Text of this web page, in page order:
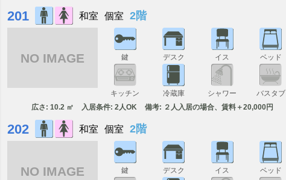
201 和室 個室 2階
NO IMAGE 鍵 デスク イス ベッド
キッチン 冷蔵庫 シャワー バスタブ
広さ: 10.2 ㎡ 入居条件: 2人OK 備考: ２人入居の場合、賃料＋20,000円
202 和室 個室 2階
NO IMAGE 鍵 デスク イス ベッド